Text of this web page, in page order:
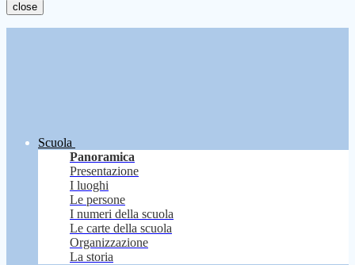
close
Scuola
Panoramica
Presentazione
I luoghi
Le persone
I numeri della scuola
Le carte della scuola
Organizzazione
La storia